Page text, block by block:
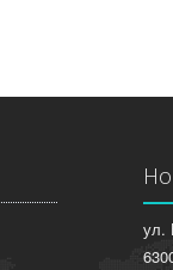
ул.